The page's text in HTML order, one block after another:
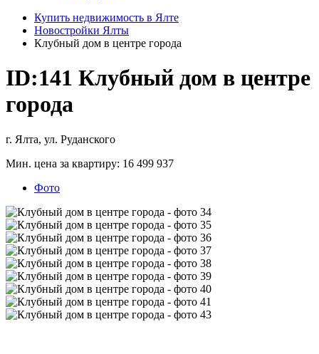
Купить недвижимость в Ялте
Новостройки Ялты
Клубный дом в центре города
ID:141 Клубный дом в центре
города
г. Ялта, ул. Руданского
Мин. цена за квартиру: 16 499 937
Фото